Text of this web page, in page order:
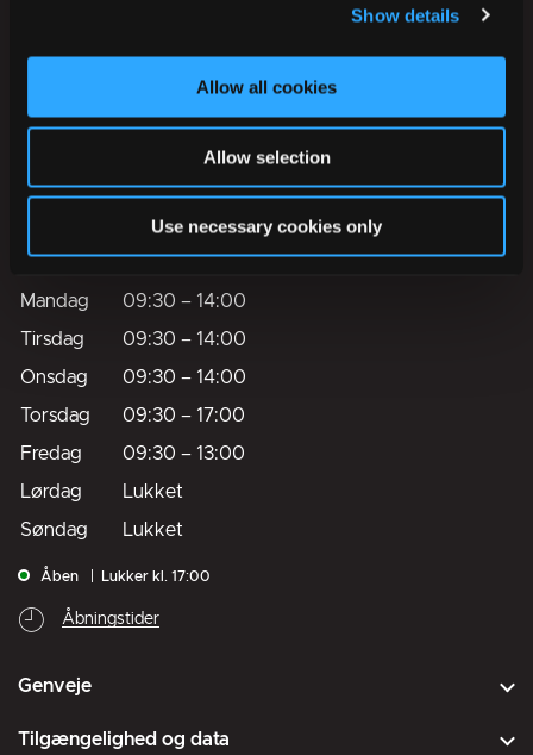
Show details
Allow all cookies
Allow selection
Use necessary cookies only
EAN-numre
Digital post til og fra kommunen
Telefontider
Mandag 09:30 – 14:00
Tirsdag
09:30 – 14:00
Onsdag
09:30 – 14:00
Torsdag
09:30 – 17:00
Fredag
09:30 – 13:00
Lørdag
Lukket
Søndag
Lukket
Åben Lukker kl. 17:00
Åbningstider
Genveje
Tilgængelighed og data